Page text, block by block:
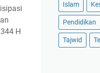
H
Islam
Pendidikan
Tajwid